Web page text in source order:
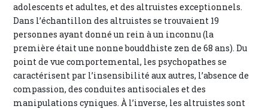
adolescents et adultes, et des altruistes exceptionnels.
Dans l’échantillon des altruistes se trouvaient 19
personnes ayant donné un rein à un inconnu (la
première était une nonne bouddhiste zen de 68 ans). Du
point de vue comportemental, les psychopathes se
caractérisent par l’insensibilité aux autres, l’absence de
compassion, des conduites antisociales et des
manipulations cyniques. À l’inverse, les altruistes sont